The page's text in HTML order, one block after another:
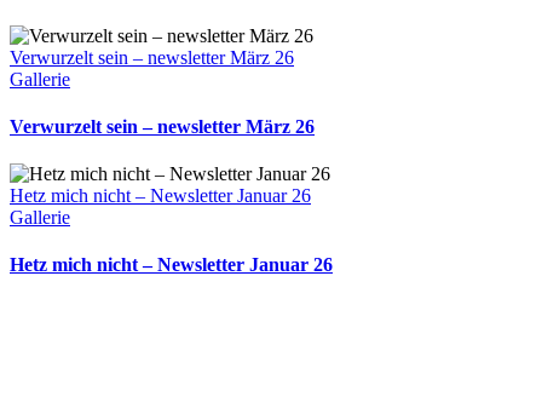
Verwurzelt sein – newsletter März 26
Gallerie
Verwurzelt sein – newsletter März 26
Hetz mich nicht – Newsletter Januar 26
Gallerie
Hetz mich nicht – Newsletter Januar 26